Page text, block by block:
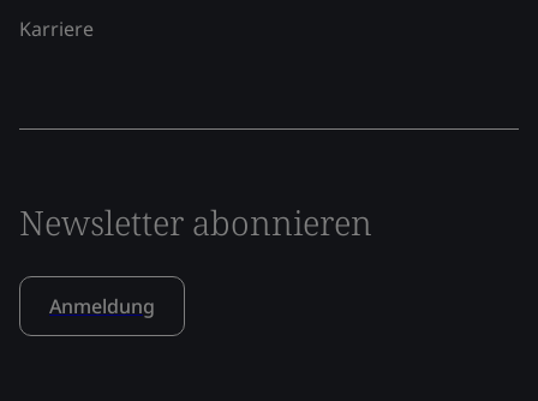
Karriere
Newsletter abonnieren
Anmeldung